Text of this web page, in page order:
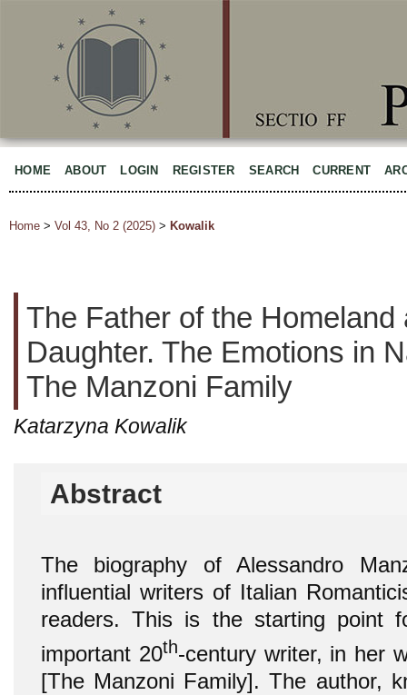
HOME ABOUT LOGIN REGISTER SEARCH CURRENT
Home > Vol 43, No 2 (2025) > Kowalik
The Father of the Homeland
Daughter. The Emotions in
The Manzoni Family
Katarzyna Kowalik
Abstract
The biography of Alessandro
influential writers of Italian
readers. This is the starting point
important 20th-century writer, in her
[The Manzoni Family]. The author,